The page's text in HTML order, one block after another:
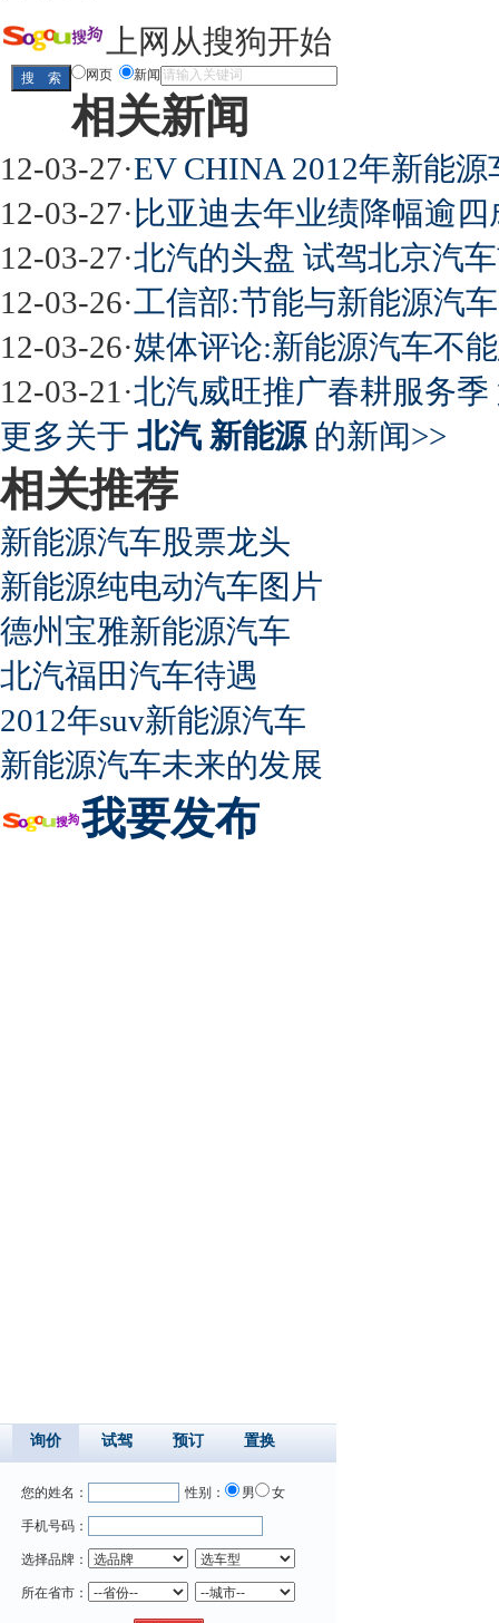
上网从搜狗开始
网页 新闻
相关新闻
12-03-27·EV CHINA 2012年新能
12-03-27· 比亚迪去年业绩降幅逾
12-03-27·北汽的头盘 试驾北京汽
12-03-26·工信部:节能与新能源汽
12-03-26·媒体评论:新能源汽车不
12-03-21 ·北汽威旺推广春耕服务
更多关于 北汽 新能源的新闻>>
相关推荐
新能源汽车股票龙头
新能源纯电动汽车图片
德州宝雅新能源汽车
北汽福田汽车待遇
2012年suv新能源汽车
新能源汽车未来的发展
我要发布
询价 试驾 预订 置换
您的姓名： 性别： 男 女
手机号码：
选择品牌：
所在省市：